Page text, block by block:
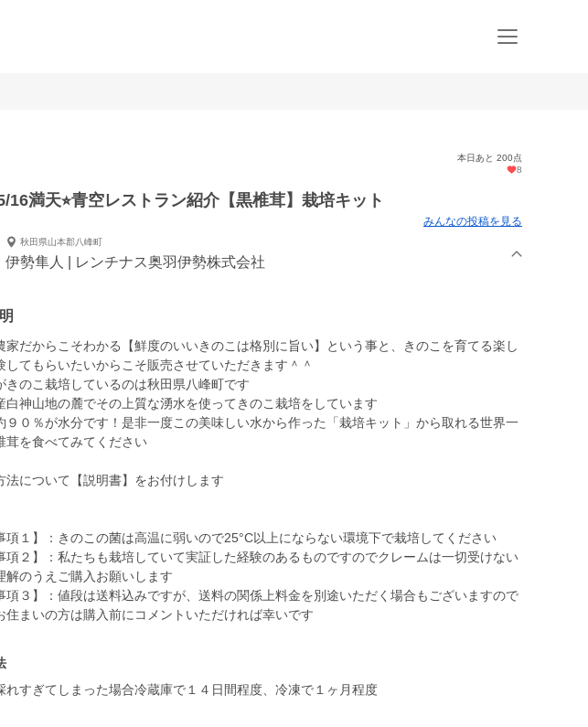
本日あと 200点
8
16満天⭐︎青空レストラン紹介【黒椎茸】栽培キット
みんなの投稿を見る
秋田県山本郡八峰町
伊勢隼人 | レンチナス奥羽伊勢株式会社
家だからこそわかる【鮮度のいいきのこは格別に旨い】という事と、きのこを育てる楽し
してもらいたいからこそ販売させていただきます＾＾
きのこ栽培しているのは秋田県八峰町です
白神山地の麓でその上質な湧水を使ってきのこ栽培をしています
９０％が水分です！是非一度この美味しい水から作った「栽培キット」から取れる世界一
茸を食べてみてください
について【説明書】をお付けします
項１】：きのこの菌は高温に弱いので25°C以上にならない環境下で栽培してください
項２】：私たちも栽培していて実証した経験のあるものですのでクレームは一切受けない
解のうえご購入お願いします
項３】：値段は送料込みですが、送料の関係上料金を別途いただく場合もございますので
住まいの方は購入前にコメントいただければ幸いです
れすぎてしまった場合冷蔵庫で１４日間程度、冷凍で１ヶ月程度